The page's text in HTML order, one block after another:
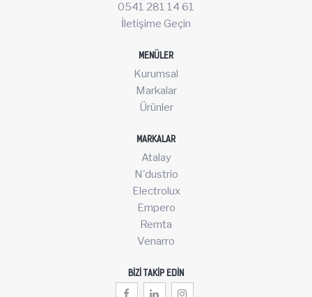
0541 281 14 61
İletişime Geçin
MENÜLER
Kurumsal
Markalar
Ürünler
MARKALAR
Atalay
N'dustrio
Electrolux
Empero
Remta
Venarro
BIZI TAKIP EDIN